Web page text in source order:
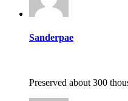
Sanderpae
Preserved about 300